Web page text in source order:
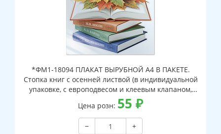
*ФМ1-18094 ПЛАКАТ ВЫРУБНОЙ А4 В ПАКЕТЕ.
Стопка книг с осенней листвой (в индивидуальной
упаковке, с европодвесом и клеевым клапаном,
двухсторонний, ВД-лак)
Цена розн: 55 ₽
−
+